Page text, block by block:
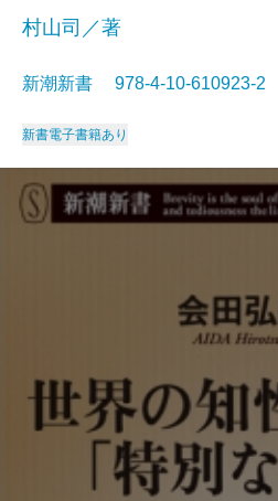
村山司／著
新潮新書 978-4-10-610923-
新書電子書籍あり